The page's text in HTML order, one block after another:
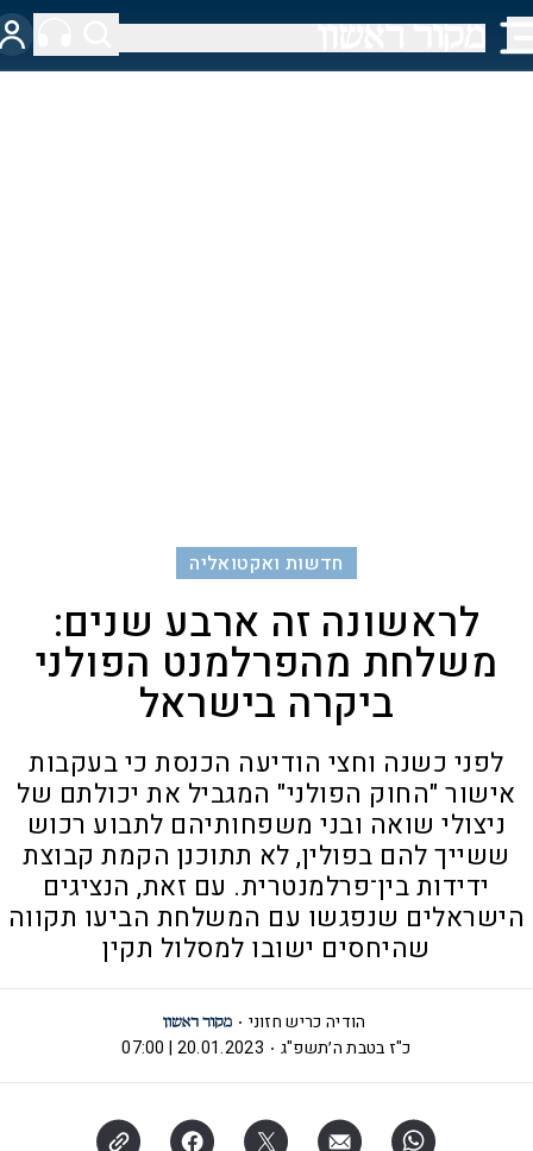
חדשות ואקטואליה
לראשונה זה ארבע שנים:
משלחת מהפרלמנט הפולני
ביקרה בישראל
לפני כשנה וחצי הודיעה הכנסת כי בעקבות
אישור "החוק הפולני" המגביל את יכולתם של
ניצולי שואה ובני משפחותיהם לתבוע רכוש
ששייך להם בפולין, לא תתוכנן הקמת קבוצת
ידידות בין־פרלמנטרית. עם זאת, הנציגים
הישראלים שנפגשו עם המשלחת הביעו תקווה
שהיחסים ישובו למסלול תקין
הודיה כריש חזוני
כ"ז בטבת ה׳תשפ"ג
20.01.2023 | 07:00